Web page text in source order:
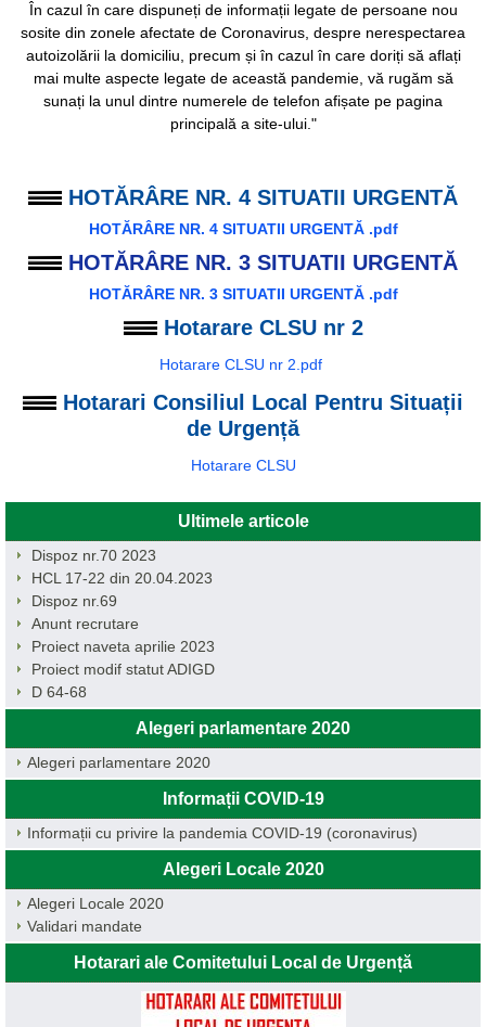
În cazul în care dispuneți de informații legate de persoane nou
sosite din zonele afectate de Coronavirus, despre nerespectarea
autoizolării la domiciliu, precum și în cazul în care doriți să aflați
mai multe aspecte legate de această pandemie, vă rugăm să
sunați la unul dintre numerele de telefon afișate pe pagina
principală a site-ului."
HOTĂRÂRE NR. 4 SITUATII URGENTĂ
HOTĂRÂRE NR. 4 SITUATII URGENTĂ .pdf
HOTĂRÂRE NR. 3 SITUATII URGENTĂ
HOTĂRÂRE NR. 3 SITUATII URGENTĂ .pdf
Hotarare CLSU nr 2
Hotarare CLSU nr 2.pdf
Hotarari Consiliul Local Pentru Situații
de Urgență
Hotarare CLSU
Ultimele articole
Dispoz nr.70 2023
HCL 17-22 din 20.04.2023
Dispoz nr.69
Anunt recrutare
Proiect naveta aprilie 2023
Proiect modif statut ADIGD
D 64-68
Alegeri parlamentare 2020
Alegeri parlamentare 2020
Informații COVID-19
Informații cu privire la pandemia COVID-19 (coronavirus)
Alegeri Locale 2020
Alegeri Locale 2020
Validari mandate
Hotarari ale Comitetului Local de Urgență